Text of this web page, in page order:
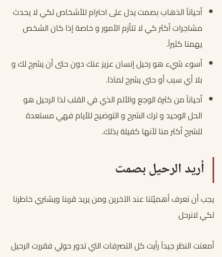
أحياناً الذهاب بصمت يدل على احترام للأشخاص لكي لا يحدث
مشاجرات أكثر كي لا تتأزم الأمور و خاصة إذا كان الشخص
يهمنا كثيراً.
أسوء شيء هو رحيل إنسان عزيز عنك دون حتى أن يشرح لك و
بلا أي سبب أو حتى يشرح لماذا.
أحياناً من كثرة الوجع والألم الذي في القلب لذا الرحيل هو
الحل الوحيد و ترك الشرح و التوضيح للأيام فهي مستعدة
للشرح أكثر منا لأنها كفيلة بذلك.
أريد الرحيل بصمت
يجب أن نعرف أهميّتنا عند الآخرين ومن يريد قربنا ويشتري خاطرنا
لكي لانرحل
أمعنت النظر جيداً رأيت كل التصرفات التي تدور حولي فقررت الرحيل